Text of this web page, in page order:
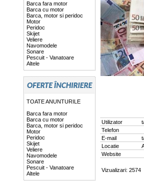
Barca fara motor
Barca cu motor
Barca, motor si peridoc
Motor
Peridoc
Skijet
Veliere
Navomodele
Sonare
Pescuit - Vanatoare
Altele
TOATE ANUNTURILE
Barca fara motor
Barca cu motor
Barca, motor si peridoc
Motor
Peridoc
Skijet
Veliere
Navomodele
Sonare
Pescuit - Vanatoare
Altele
Utilizator
Telefon
E-mail
Locatie
Website
Vizualizari: 2574